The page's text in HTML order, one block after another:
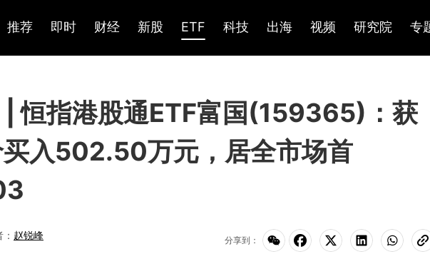
推荐 即时 财经 新股 ETF 科技 出海 视频 研究院 专
| 恒指港股通ETF富国(159365)：获
入502.50万元，居全市场首
赵锐峰 分享到：